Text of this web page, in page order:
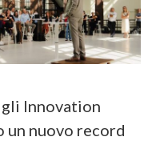
gli Innovation
un nuovo record